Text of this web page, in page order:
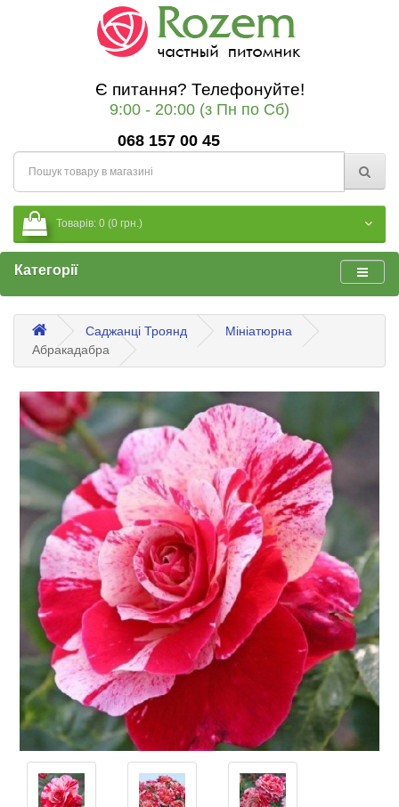
Є питання? Телефонуйте!
9:00 - 20:00 (з Пн по Сб)
068 157 00 45
Товарів: 0 (0 грн.)
Категорії
Саджанці Троянд
Мініатюрна
Абракадабра